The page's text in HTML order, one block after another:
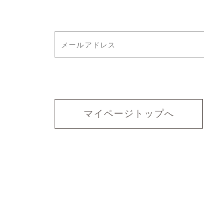
マイページトップへ